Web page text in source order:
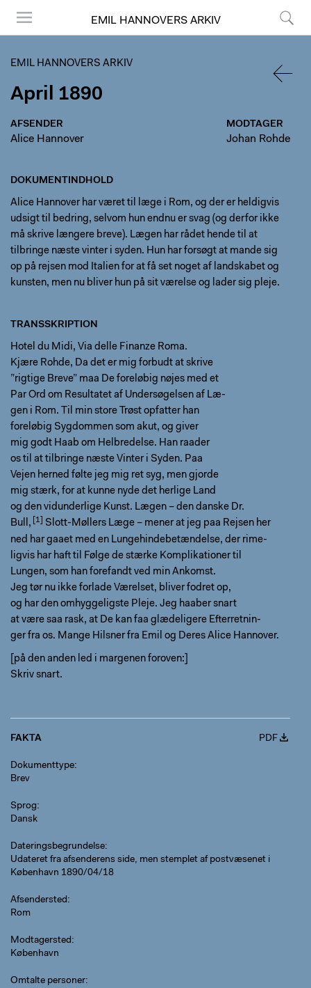
EMIL HANNOVERS ARKIV
EMIL HANNOVERS ARKIV
April 1890
AFSENDER
Alice Hannover
MODTAGER
Johan Rohde
DOKUMENTINDHOLD
Alice Hannover har været til læge i Rom, og der er heldigvis
udsigt til bedring, selvom hun endnu er svag (og derfor ikke
må skrive længere breve). Lægen har rådet hende til at
tilbringe næste vinter i syden. Hun har forsøgt at mande sig
op på rejsen mod Italien for at få set noget af landskabet og
kunsten, men nu bliver hun på sit værelse og lader sig pleje.
TRANSSKRIPTION
Hotel du Midi, Via delle Finanze Roma.
Kjære Rohde, Da det er mig forbudt at skrive
”rigtige Breve” maa De foreløbig nøjes med et
Par Ord om Resultatet af Undersøgelsen af Læ-
gen i Rom. Til min store Trøst opfatter han
foreløbig Sygdommen som akut, og giver
mig godt Haab om Helbredelse. Han raader
os til at tilbringe næste Vinter i Syden. Paa
Vejen herned følte jeg mig ret syg, men gjorde
mig stærk, for at kunne nyde det herlige Land
og den vidunderlige Kunst. Lægen – den danske Dr.
Bull,
Slott-Møllers Læge – mener at jeg paa Rejsen her
ned har gaaet med en Lungehindebetændelse, der rime-
ligvis har haft til Følge de stærke Komplikationer til
Lungen, som han forefandt ved min Ankomst.
Jeg tør nu ikke forlade Værelset, bliver fodret op,
og har den omhyggeligste Pleje. Jeg haaber snart
at være saa rask, at De kan faa glædeligere Efterretnin-
ger fra os. Mange Hilsner fra Emil og Deres Alice Hannover.
[på den anden led i margenen foroven:]
Skriv snart.
FAKTA PDF
Dokumenttype
Brev
Sprog
Dansk
Dateringsbegrundelse
Udateret fra afsenderens side, men stemplet af postvæsenet i
København 1890/04/18
Afsendersted
Rom
Modtagersted
København
Omtalte personer